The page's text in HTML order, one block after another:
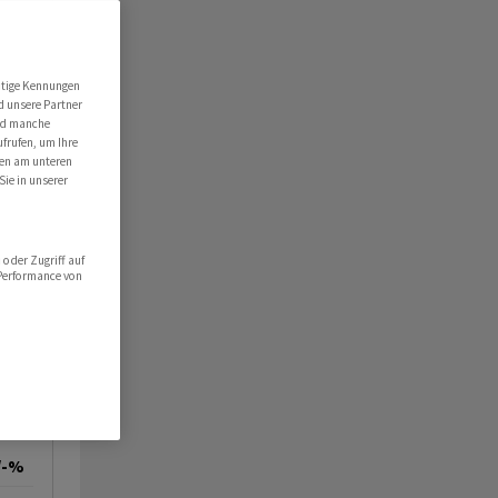
%
Kennungen
unsere Partner
manche
um Ihre
am unteren
in unserer
oder Zugriff auf
von